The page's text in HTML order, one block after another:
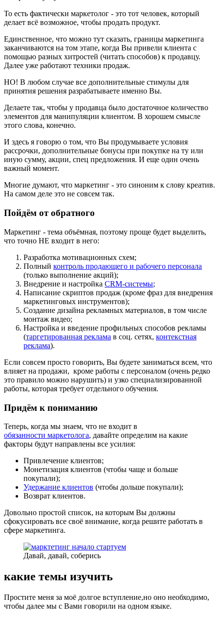
То есть фактически маркетолог - это тот человек, который
делает всё возможное, чтобы продать продукт.
Единственное, что можно тут сказать, границы маркетинга
заканчиваются на том этапе, когда Вы привели клиента с
помощью разных хитростей (читать способов) к продавцу.
Далее уже работают техники продаж.
НО! В любом случае все дополнительные стимулы для
принятия решения разрабатываете именно Вы.
Делаете так, чтобы у продавца было достаточное количество
элементов для манипуляции клиентом. В хорошем смысле
этого слова, конечно.
И здесь я говорю о том, что Вы продумываете условия
рассрочки, дополнительные бонусы при покупке на ту или
иную сумму, акции, спец предложения. И еще один очень
важный момент.
Многие думают, что маркетинг - это синоним к слову креатив.
На самом деле это не совсем так.
Пойдём от обратного
Маркетинг - тема объёмная, поэтому проще будет выделить,
что точно НЕ входит в него:
Разработка мотивационных схем;
Полный контроль продающего и рабочего персонала
(только выполнение акций);
Внедрение и настройка CRM-системы;
Написание скриптов продаж (кроме фраз для внедрения
маркетинговых инструментов);
Создание дизайна рекламных материалов, в том числе
монтаж видео;
Настройка и введение профильных способов рекламы
(таргетированная реклама в соц. сетях, контекстная
реклама).
Если совсем просто говорить, Вы будете заниматься всем, что
влияет на продажи, кроме работы с персоналом (очень редко
это правило можно нарушить) и узко специализированной
работы, которая требует отдельного обучения.
Придём к пониманию
Теперь, когда мы знаем, что не входит в
обязанности маркетолога, давайте определим на какие
факторы будут направлены все усилия:
Привлечение клиентов;
Монетизация клиентов (чтобы чаще и больше
покупали);
Удержание клиентов (чтобы дольше покупали);
Возврат клиентов.
Довольно простой список, на которым Вы должны
сфокусировать все своё внимание, когда решите работать в
сфере маркетинга.
Давай, давай, соберись
какие темы изучить
Простите меня за моё долгое вступление,но оно необходимо,
чтобы далее мы с Вами говорили на одном языке.